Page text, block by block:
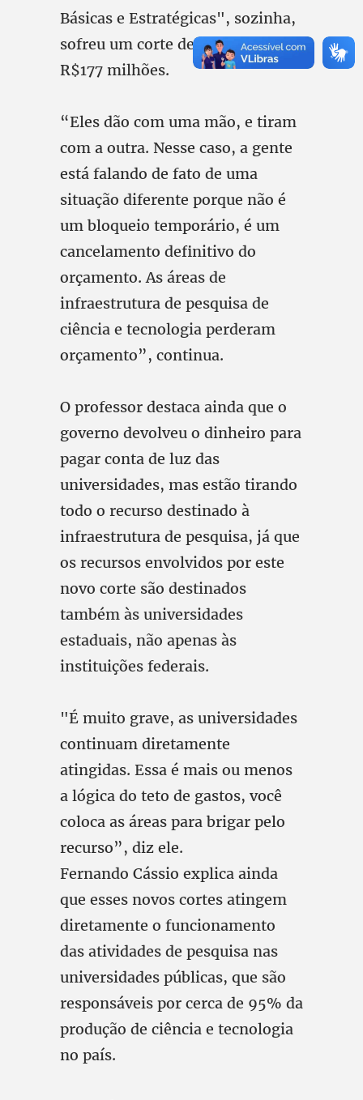
Básicas e Estratégicas", sozinha,
sofreu um corte de cerca de
R$177 milhões.
“Eles dão com uma mão, e tiram
com a outra. Nesse caso, a gente
está falando de fato de uma
situação diferente porque não é
um bloqueio temporário, é um
cancelamento definitivo do
orçamento. As áreas de
infraestrutura de pesquisa de
ciência e tecnologia perderam
orçamento”, continua.
O professor destaca ainda que o
governo devolveu o dinheiro para
pagar conta de luz das
universidades, mas estão tirando
todo o recurso destinado à
infraestrutura de pesquisa, já que
os recursos envolvidos por este
novo corte são destinados
também às universidades
estaduais, não apenas às
instituições federais.
"É muito grave, as universidades
continuam diretamente
atingidas. Essa é mais ou menos
a lógica do teto de gastos, você
coloca as áreas para brigar pelo
recurso”, diz ele.
Fernando Cássio explica ainda
que esses novos cortes atingem
diretamente o funcionamento
das atividades de pesquisa nas
universidades públicas, que são
responsáveis por cerca de 95% da
produção de ciência e tecnologia
no país.